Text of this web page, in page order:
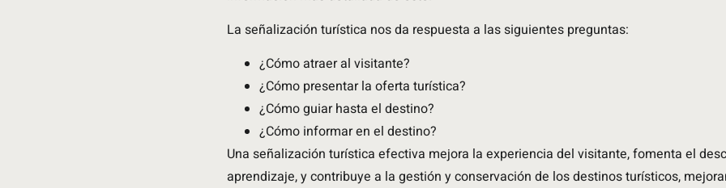
La señalización turística nos da respuesta a las siguientes preguntas:
¿Cómo atraer al visitante?
¿Cómo presentar la oferta turística?
¿Cómo guiar hasta el destino?
¿Cómo informar en el destino?
Una señalización turística efectiva mejora la experiencia del visitante, fomenta el
aprendizaje, y contribuye a la gestión y conservación de los destinos turísticos,